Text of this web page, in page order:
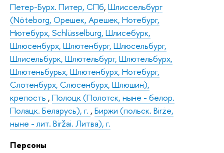
Петер-Бурх. Питер, СПб, Шлиссельбург
(Nöteborg, Орешек, Арешек, Нотебург,
Нютебурх, Schlüsselburg, Шлисебурк,
Шлюсенбурх, Шлютенбург, Шлюсельбург,
Шлисельбурк, Шлютельбург, Шлютельбурх,
Шлютеньбурьх, Шлютенбурх, Нотебург,
Слотенбурх, Слюсенбурх, Шлюшин),
крепость , Полоцк (Полотск, ныне - белор.
Полацк. Беларусь), г. , Биржи (польск. Birże,
ныне - лит. Biržai. Литва), г.
Персоны